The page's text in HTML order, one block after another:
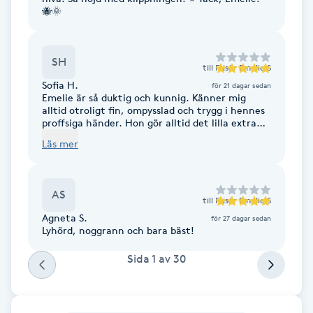
Damklippning
Dermapen
Enzympeeling
Extensions
Extensions borttagning
🐝🌞
SH till Frisör Emelie S
Sofia H. för 21 dagar sedan
Emelie är så duktig och kunnig. Känner mig
alltid otroligt fin, ompysslad och trygg i hennes
proffsiga händer. Hon gör alltid det lilla extra
inredd. Ett riktigt proffs ända ut i
Läs mer
AS till Frisör Emelie S
Agneta S. för 27 dagar sedan
Lyhörd, noggrann och bara bäst!
Sida 1 av 30